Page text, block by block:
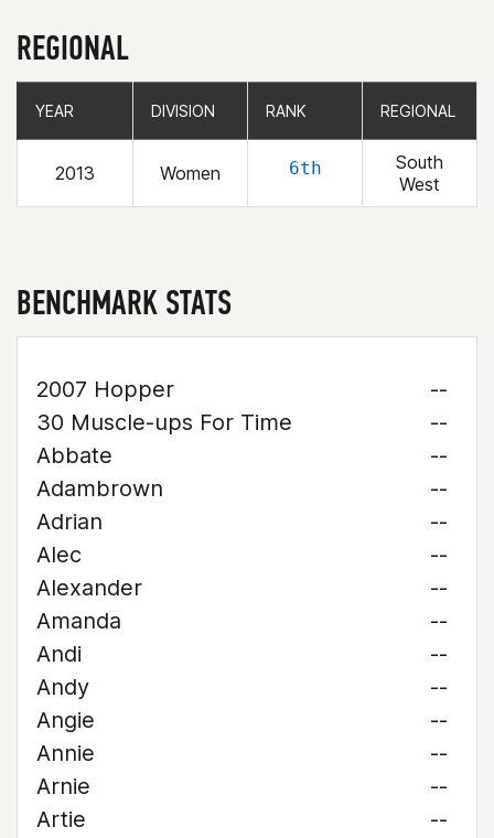
REGIONAL
YEAR DIVISION RANK REGIONAL
2013 Women 6th
South
West
YEAR DIVISION RANK REGIONAL
BENCHMARK STATS
2007 Hopper
--
30 Muscle-ups For Time
--
Abbate
--
Adambrown
--
Adrian
--
Alec
--
Alexander
--
Amanda
--
Andi
--
Andy
--
Angie
--
Annie
--
Arnie
--
Artie
--